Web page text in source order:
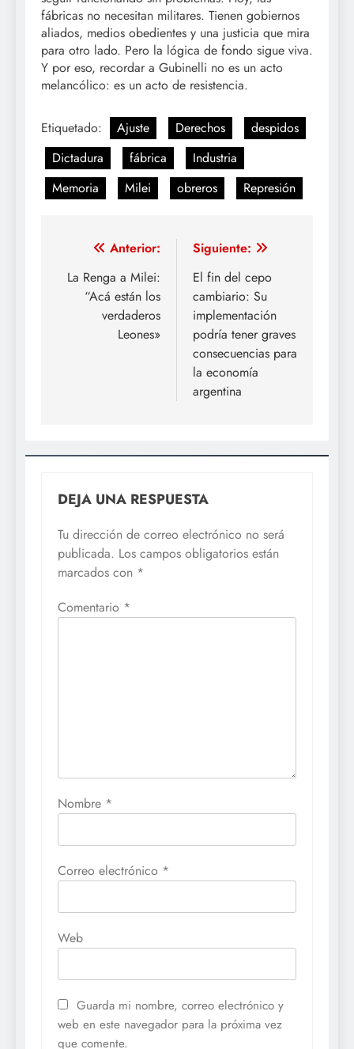
fábricas no necesitan militares. Tienen gobiernos
aliados, medios obedientes y una justicia que mira
para otro lado. Pero la lógica de fondo sigue viva.
Y por eso, recordar a Gubinelli no es un acto
melancólico: es un acto de resistencia.
Etiquetado: Ajuste Derechos
despidos
Dictadura
fábrica
Industria
Memoria
Milei obreros Represión
Navegación
de
entradas
Anterior:
La Renga a Milei:
“Acá están los
verdaderos
Leones»
Siguiente:
El fin del cepo
cambiario: Su
implementación
podría tener graves
consecuencias para
la economía
argentina
DEJA UNA RESPUESTA
Tu dirección de correo electrónico no será
publicada. Los campos obligatorios están
marcados con *
Comentario *
Nombre *
Correo electrónico *
Web
Guarda mi nombre, correo electrónico y
web en este navegador para la próxima vez
que comente.